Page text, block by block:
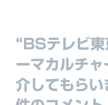
“BSテレビ
ーマカルチ
介してもらい